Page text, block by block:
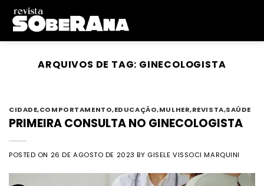
Skip
content
ARQUIVOS DE TAG: GINECOLOGISTA
CIDADE,COMPORTAMENTO,EDUCAÇÃO,MULHER,REVISTA,SAÚDE
PRIMEIRA CONSULTA NO GINECOLOGISTA
POSTED ON 26 DE AGOSTO DE 2023 BY GISELE VISSOCI MARQUINI